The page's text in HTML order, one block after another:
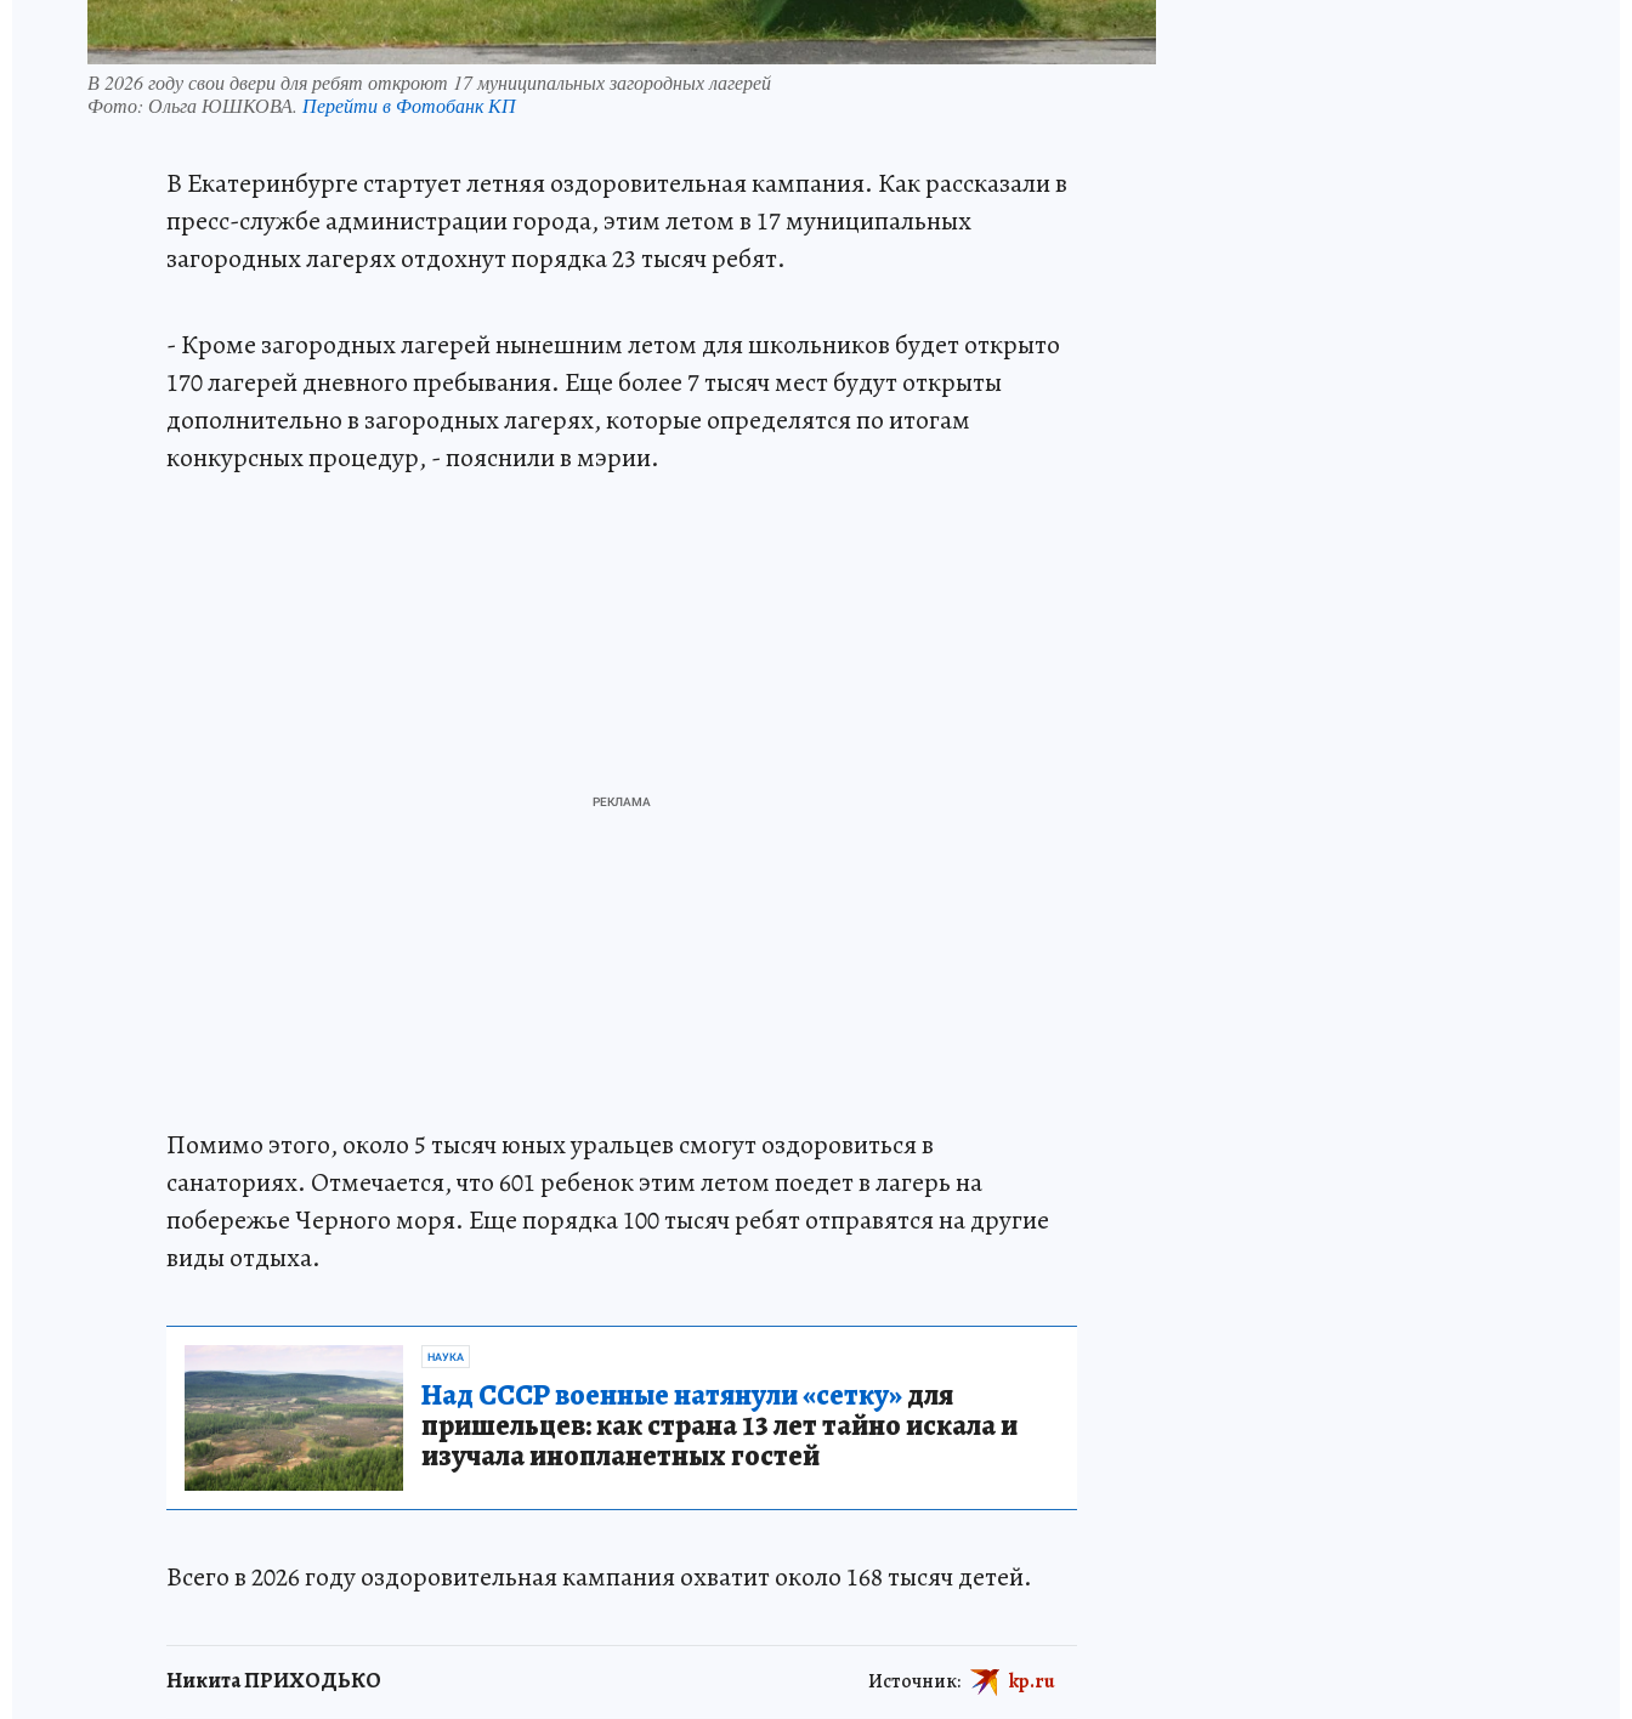
В 2026 году свои двери для ребят откроют 17 муниципальных загородных лагерей
Фото: Ольга ЮШКОВА. Перейти в Фотобанк КП
В Екатеринбурге стартует летняя оздоровительная кампания. Как рассказали в
пресс-службе администрации города, этим летом в 17 муниципальных
загородных лагерях отдохнут порядка 23 тысяч ребят.
- Кроме загородных лагерей нынешним летом для школьников будет открыто
170 лагерей дневного пребывания. Еще более 7 тысяч мест будут открыты
дополнительно в загородных лагерях, которые определятся по итогам
конкурсных процедур, - пояснили в мэрии.
Помимо этого, около 5 тысяч юных уральцев смогут оздоровиться в
санаториях. Отмечается, что 601 ребенок этим летом поедет в лагерь на
побережье Черного моря. Еще порядка 100 тысяч ребят отправятся на другие
виды отдыха.
НАУКА
Над СССР военные натянули «сетку»для
пришельцев: как страна 13 лет тайно искала и
изучала инопланетных гостей
Всего в 2026 году оздоровительная кампания охватит около 168 тысяч детей.
Никита ПРИХОДЬКО Источник: kp.ru